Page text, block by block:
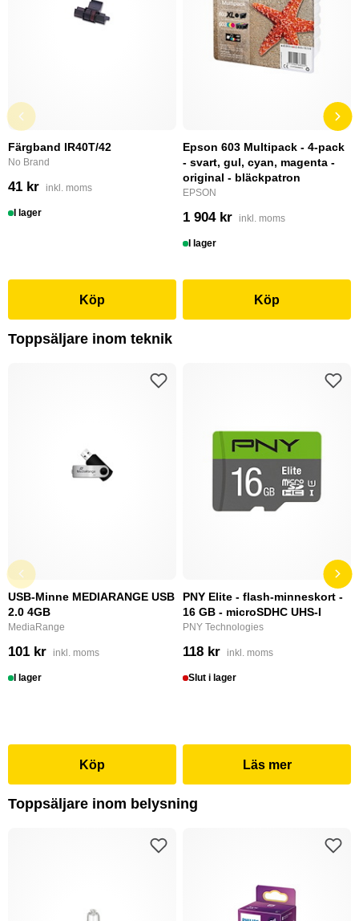
Färgband IR40T/42
No Brand
41 kr inkl. moms
I lager
Köp
Epson 603 Multipack - 4-pack
- svart, gul, cyan, magenta -
original - bläckpatron
EPSON
1 904 kr inkl. moms
I lager
Köp
Toppsäljare inom teknik
USB-Minne MEDIARANGE USB
2.0 4GB
MediaRange
101 kr inkl. moms
I lager
Köp
PNY Elite - flash-minneskort -
16 GB - microSDHC UHS-I
PNY Technologies
118 kr inkl. moms
Slut i lager
Läs mer
Toppsäljare inom belysning